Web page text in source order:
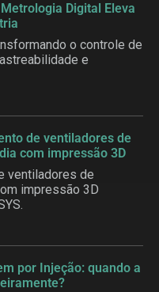
Digital Eleva
o controle de
e
de ventiladores de
com impressão 3D
ventiladores de
impressão 3D
por Injeção: quando a